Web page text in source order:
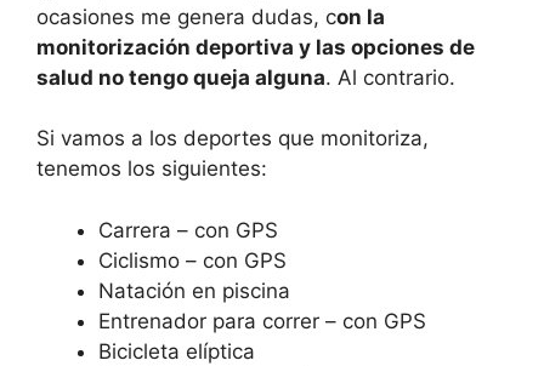
ocasiones me genera dudas, con la
monitorización deportiva y las opciones de
salud no tengo queja alguna. Al contrario.
Si vamos a los deportes que monitoriza,
tenemos los siguientes:
Carrera – con GPS
Ciclismo – con GPS
Natación en piscina
Entrenador para correr – con GPS
Bicicleta elíptica